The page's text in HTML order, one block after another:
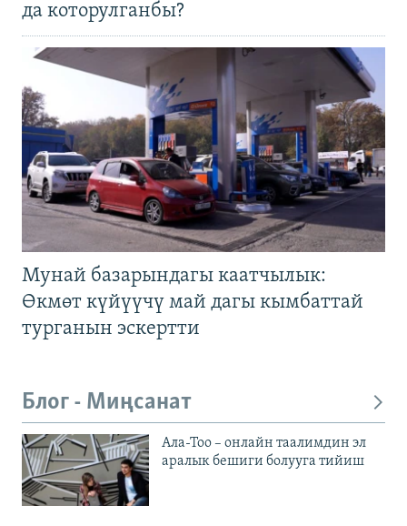
да которулганбы?
Мунай базарындагы каатчылык:
Өкмөт күйүүчү май дагы кымбаттай
турганын эскертти
Блог - Миңсанат
Ала-Тоо – онлайн таалимдин эл
аралык бешиги болууга тийиш